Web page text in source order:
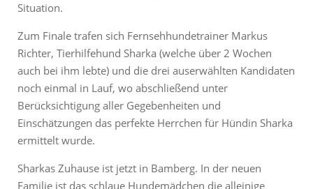
Situation.
Zum Finale trafen sich Fernsehhundetrainer Markus
Richter, Tierhilfehund Sharka (welche über 2 Wochen
auch bei ihm lebte) und die drei auserwählten Kandidaten
noch einmal in Lauf, wo abschließend unter
Berücksichtigung aller Gegebenheiten und
Einschätzungen das perfekte Herrchen für Hündin Sharka
ermittelt wurde.
Sharkas Zuhause ist jetzt in Bamberg. In der neuen
Familie ist das schlaue Hundemädchen die alleinige